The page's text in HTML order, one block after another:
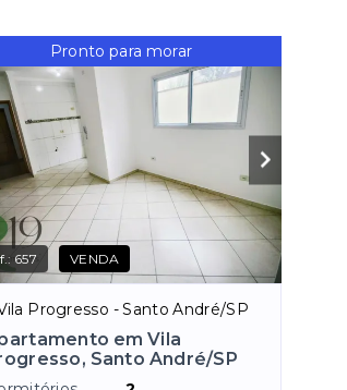
Pronto para morar
657 VENDA
Progresso - Santo André/SP
em Vila
Santo André/SP